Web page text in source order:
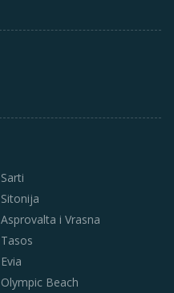
Sarti
Sitonija
Asprovalta i Vrasna
Tasos
Evia
Olympic Beach